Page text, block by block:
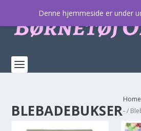
BLEBADEBUKSER
Home
-/
Denne hjemmeside er under